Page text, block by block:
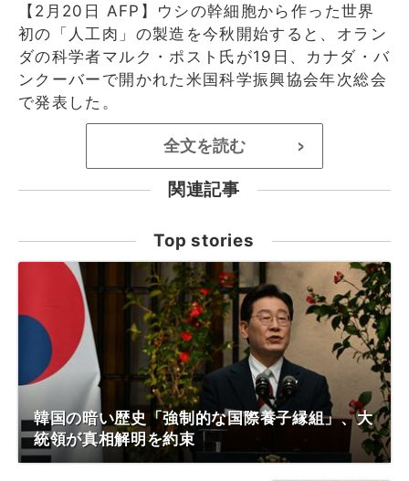
【2月20日 AFP】ウシの幹細胞から作った世界
初の「人工肉」の製造を今秋開始すると、オラン
ダの科学者マルク・ポスト氏が19日、カナダ・バ
ンクーバーで開かれた米国科学振興協会年次総会
で発表した。
全文を読む >
関連記事
Top stories
韓国の暗い歴史「強制的な国際養子縁組」、大
統領が真相解明を約束